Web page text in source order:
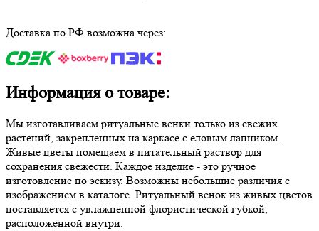
Доставка по РФ возможна через:
Информация о товаре:
Мы изготавливаем ритуальные венки только из свежих
растений, закрепленных на каркасе с еловым лапником.
Живые цветы помещаем в питательный раствор для
сохранения свежести. Каждое изделие - это ручное
изготовление по эскизу. Возможны небольшие различия с
изображением в каталоге. Ритуальный венок из живых цветов
поставляется с увлажненной флористической губкой,
расположенной внутри.